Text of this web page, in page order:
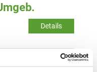
Details